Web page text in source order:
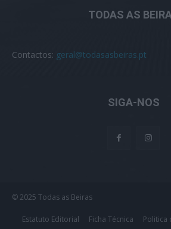
TODAS AS
Contactos: geral@todasasbeiras.pt
SIGA-NOS
© 2025 Todas as Beiras
Estatuto Editorial Ficha Técnica Politica